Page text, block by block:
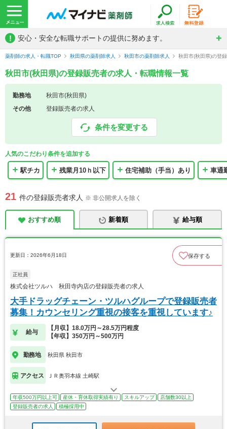
! 安心・安全な転職サポートの提供に努めます。
薬剤師の求人・転職TOP 秋田県の薬剤師求人 秋田市の薬剤師求人 秋田市(秋田県)の登
秋田市(秋田県)の登録販売者の求人・転職情報一覧
勤務地
秋田市(秋田県)
その他
登録販売者の求人
条件を変更する
人気のこだわり条件を追加する
駅チカ 残業月10ｈ以下 住宅補助（手当）あり 車通
21 件の登録販売者求人 ※ 非公開求人を除く
おすすめ順 新着順 給与順
更新日：2026年6月18日 保存する
正社員
株式会社ツルハ 秋田寺内店の登録販売者の求人
大手ドラッグチェーン・ツルハグループで登録販売者
募集！カウンセリング重視の接客を重視しています♪
給与
【月収】18.0万円～28.5万円程度
【年収】350万円～500万円
勤務地 秋田県 秋田市
アクセス ＪＲ奥羽本線 土崎駅
年収500万円以上可 産休・育休取得実績有り スキルアップ
店舗数30以上
登録販売者の求人
積極採用中